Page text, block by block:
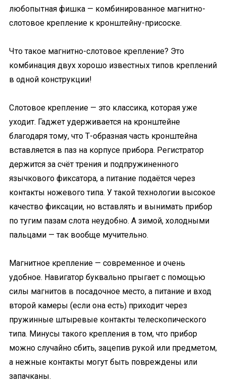
любопытная фишка — комбинированное магнитно-
слотовое крепление к кронштейну-присоске.
Что такое магнитно-слотовое крепление? Это
комбинация двух хорошо известных типов креплений
в одной конструкции!
Слотовое крепление — это классика, которая уже
уходит. Гаджет удерживается на кронштейне
благодаря тому, что Т-образная часть кронштейна
вставляется в паз на корпусе прибора. Регистратор
держится за счёт трения и подпружиненного
язычкового фиксатора, а питание подаётся через
контакты ножевого типа. У такой технологии высокое
качество фиксации, но вставлять и вынимать прибор
по тугим пазам слота неудобно. А зимой, холодными
пальцами — так вообще мучительно.
Магнитное крепление — современное и очень
удобное. Навигатор буквально прыгает с помощью
силы магнитов в посадочное место, а питание и вход
второй камеры (если она есть) приходит через
пружинные штыревые контакты телескопического
типа. Минусы такого крепления в том, что прибор
можно случайно сбить, зацепив рукой или предметом,
а нежные контакты могут быть повреждены или
запачканы.